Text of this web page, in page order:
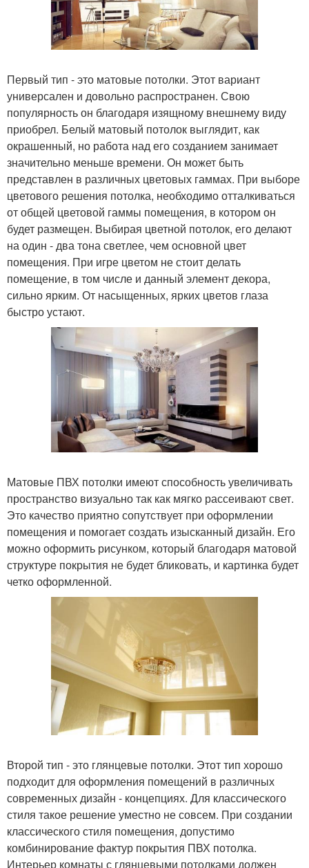
Первый тип - это матовые потолки. Этот вариант
универсален и довольно распространен. Свою
популярность он благодаря изящному внешнему виду
приобрел. Белый матовый потолок выглядит, как
окрашенный, но работа над его созданием занимает
значительно меньше времени. Он может быть
представлен в различных цветовых гаммах. При выборе
цветового решения потолка, необходимо отталкиваться
от общей цветовой гаммы помещения, в котором он
будет размещен. Выбирая цветной потолок, его делают
на один - два тона светлее, чем основной цвет
помещения. При игре цветом не стоит делать
помещение, в том числе и данный элемент декора,
сильно ярким. От насыщенных, ярких цветов глаза
быстро устают.
Матовые ПВХ потолки имеют способность увеличивать
пространство визуально так как мягко рассеивают свет.
Это качество приятно сопутствует при оформлении
помещения и помогает создать изысканный дизайн. Его
можно оформить рисунком, который благодаря матовой
структуре покрытия не будет бликовать, и картинка будет
четко оформленной.
Второй тип - это глянцевые потолки. Этот тип хорошо
подходит для оформления помещений в различных
современных дизайн - концепциях. Для классического
стиля такое решение уместно не совсем. При создании
классического стиля помещения, допустимо
комбинирование фактур покрытия ПВХ потолка.
Интерьер комнаты с глянцевыми потолками должен